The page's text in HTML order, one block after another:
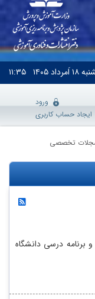
۱۸ اَمرداد ۱۴۰۵ ۱۱:۳۵
ورود
ایجاد حساب کاربری
تخصصی
برنامه درسی دانشگاه